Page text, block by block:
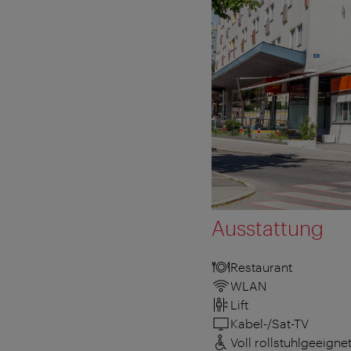
Ausstattung
Restaurant
WLAN
Lift
Kabel-/Sat-TV
Voll rollstuhlgeeignet